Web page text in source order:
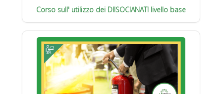
Corso sull' utilizzo dei DIISOCIANATI livello base